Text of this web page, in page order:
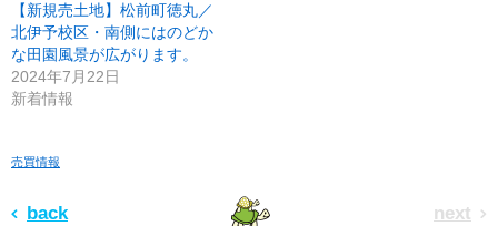
【新規売土地】松前町徳丸／
北伊予校区・南側にはのどか
な田園風景が広がります。
2024年7月22日
新着情報
売買情報
back next